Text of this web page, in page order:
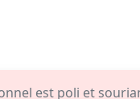
est poli et